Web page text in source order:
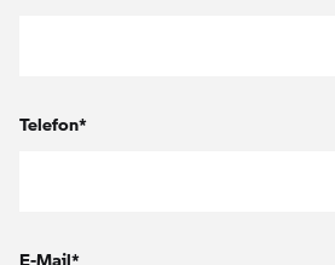
Telefon*
E-Mail*